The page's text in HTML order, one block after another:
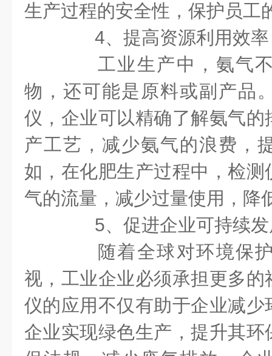
生产过程的安全性，保护员工
4、提高资源利用效率
工业生产中，氨气不
物，还可能是原料或副产品
仪，企业可以精确了解氨气
产工艺，减少氨气的浪费，
如，在化肥生产过程中，检
气的流量，减少过量使用，降
5、促进企业可持续
随着全球对环境保护
视，工业企业必须承担更多
仪的应用不仅有助于企业减
企业实现绿色生产，提升其